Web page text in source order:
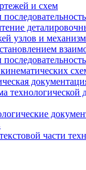
и схем
узлов и
технологической
части